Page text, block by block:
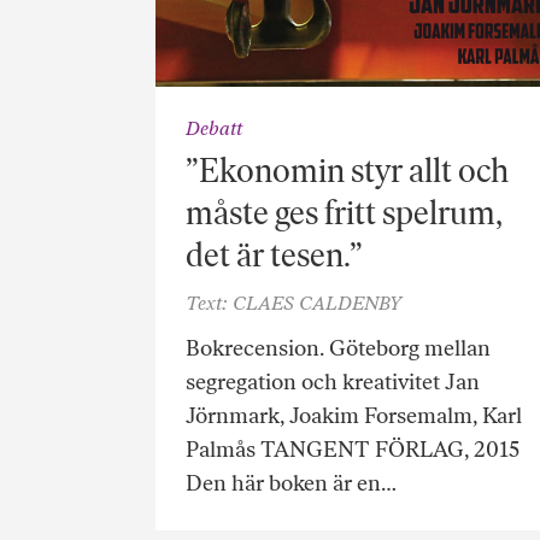
Debatt
”Ekonomin styr allt och
måste ges fritt spelrum,
det är tesen.”
Text: CLAES CALDENBY
Bokrecension. Göteborg mellan
segregation och kreativitet Jan
Jörnmark, Joakim Forsemalm, Karl
Palmås TANGENT FÖRLAG, 2015
Den här boken är en…